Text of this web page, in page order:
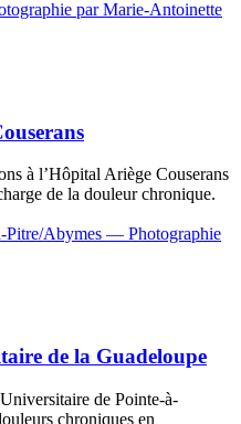
à l’Hôpital Ariège Couserans
de la douleur chronique.
de la Guadeloupe
de Pointe-à-
chroniques en